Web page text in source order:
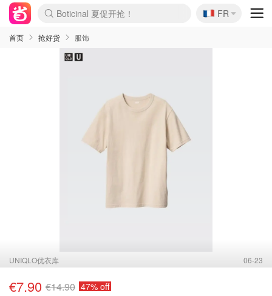
4折！lulu周四疯狂上新
还没结束！&OtherStories大促
Joybuy变相75折 随时失效
速领！Stanley独家85折
疑似霸哥！Camper额外叠85折
Zalando 奥莱闪促！每日更新
Moncler反季囤！5折起+叠9折
Coach Brooklyn仅€192
🇫🇷
FR
首页 抢好货 服饰
UNIQLO优衣库 06-23
€7.90 €14.90 47% off